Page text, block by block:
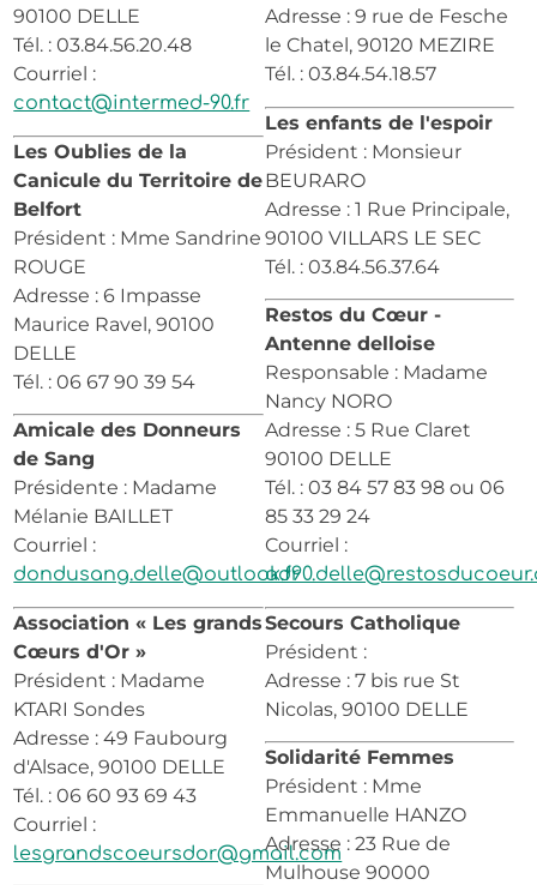
90100 DELLE
Tél. : 03.84.56.20.48
Courriel :
contact@intermed-90.fr
Les Oublies de la
Canicule du Territoire de
Belfort
Président : Mme Sandrine
ROUGE
Adresse : 6 Impasse
Maurice Ravel, 90100
DELLE
Tél. : 06 67 90 39 54
Amicale des Donneurs
de Sang
Présidente : Madame
Mélanie BAILLET
Courriel :
dondusang.delle@outlook.fr
Association « Les grands
Cœurs d'Or »
Président : Madame
KTARI Sondes
Adresse : 49 Faubourg
d'Alsace, 90100 DELLE
Tél. : 06 60 93 69 43
Courriel :
lesgrandscoeursdor@gmail.com
Adresse : 9 rue de Fesche
le Chatel, 90120 MEZIRE
Tél. : 03.84.54.18.57
Les enfants de l'espoir
Président : Monsieur
BEURARO
Adresse : 1 Rue Principale,
90100 VILLARS LE SEC
Tél. : 03.84.56.37.64
Restos du Cœur -
Antenne delloise
Responsable : Madame
Nancy NORO
Adresse : 5 Rue Claret
90100 DELLE
Tél. : 03 84 57 83 98 ou 06
85 33 29 24
Courriel :
Secours Catholique
Président :
Adresse : 7 bis rue St
Nicolas, 90100 DELLE
Solidarité Femmes
Président : Mme
Emmanuelle HANZO
Adresse : 23 Rue de
Mulhouse 90000